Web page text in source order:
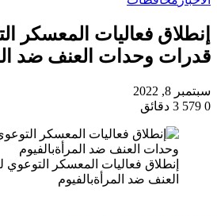
إنطلاق فعاليات المعسكر
قدرات وحدات العنف ضد
سبتمبر 8, 2022
0
3 دقائق
إنطلاق فعاليات المعسكر التوعوي
العنف ضد المرأةبالفيوم